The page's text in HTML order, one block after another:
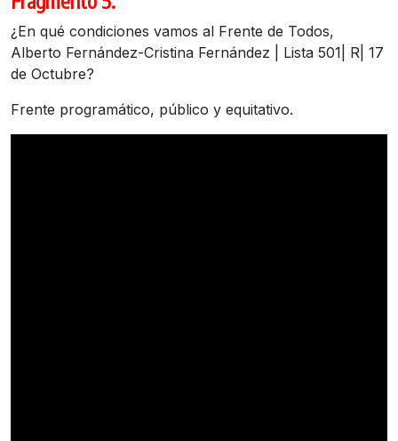
¿En qué condiciones vamos al Frente de Todos,
Alberto Fernández-Cristina Fernández | Lista 501| R| 17
de Octubre?
Frente programático, público y equitativo.